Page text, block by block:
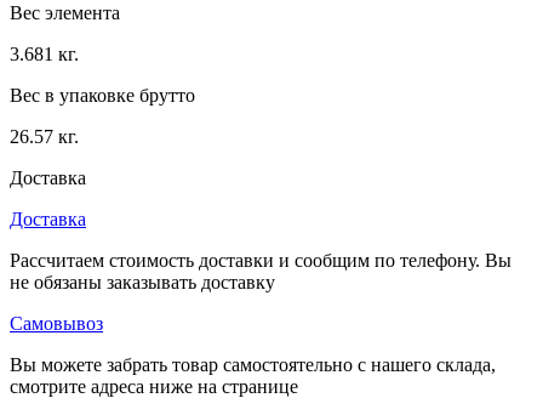
Вес элемента
3.681 кг.
Вес в упаковке брутто
26.57 кг.
Доставка
Доставка
Рассчитаем стоимость доставки и сообщим по телефону. Вы
не обязаны заказывать доставку
Самовывоз
Вы можете забрать товар самостоятельно с нашего склада,
смотрите адреса ниже на странице